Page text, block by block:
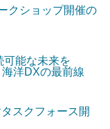
クショップ開催の
可能な未来を
洋DXの最前線
スクフォース開